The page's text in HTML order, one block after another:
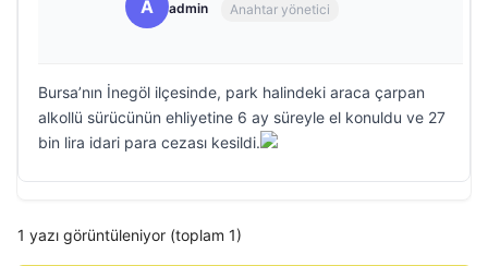
A admin Anahtar yönetici
Bursa’nın İnegöl ilçesinde, park halindeki araca çarpan
alkollü sürücünün ehliyetine 6 ay süreyle el konuldu ve 27
bin lira idari para cezası kesildi.
1 yazı görüntüleniyor (toplam 1)